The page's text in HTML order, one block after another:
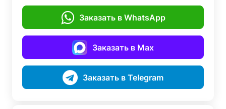
Заказать в WhatsApp
Заказать в Max
Заказать в Telegram